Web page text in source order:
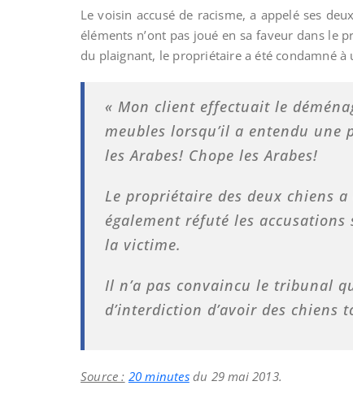
Le voisin accusé de racisme, a appelé ses
éléments n’ont pas joué en sa faveur dans le
du plaignant, le propriétaire a été condamné à
« Mon client effectuait le
meubles lorsqu’il a entendu une
les Arabes! Chope les Arabes!
Le propriétaire des deux chiens
également réfuté les
la victime.
Il n’a pas convaincu le tribunal
d’interdiction d’avoir des
Source : 20 minutesdu 29 mai 2013.